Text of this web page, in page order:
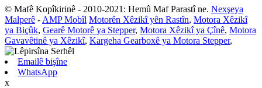
© Mafê Kopîkirinê - 2010-2021: Hemû Maf Parastî ne. Nexşeya
Malperê - AMP Mobîl Motorên Xêzikî yên Rastîn, Motora Xêzikî
ya Biçûk, Gearê Motorê ya Stepper, Motora Xêzikî ya Çînê, Motora
Gavavêtinê ya Xêzikî, Kargeha Gearboxê ya Motora Stepper,
Emailê bişîne
WhatsApp
x